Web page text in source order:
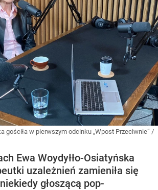
gościła w pierwszym odcinku „Wpost Przeciwnie” /
Ewa Woydyłło-Osiatyńska
uzależnień zamieniła się
głoszącą pop-